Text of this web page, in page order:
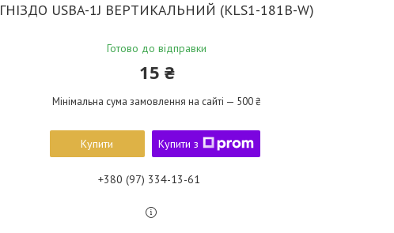
ГНІЗДО USBA-1J ВЕРТИКАЛЬНИЙ (KLS1-181B-W)
Готово до відправки
15 ₴
Мінімальна сума замовлення на сайті — 500 ₴
Купити Купити з
+380 (97) 334-13-61